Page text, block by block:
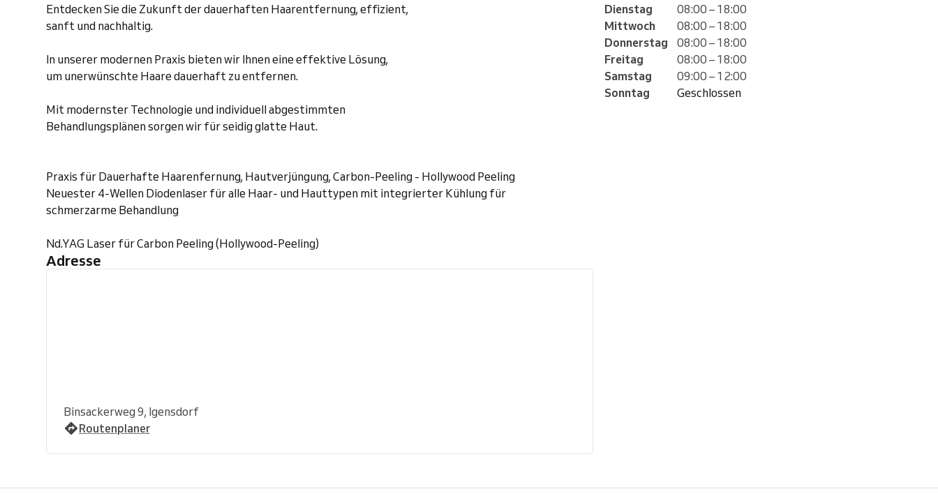
Entdecken Sie die Zukunft der dauerhaften Haarentfernung, effizient,
sanft und nachhaltig.
In unserer modernen Praxis bieten wir Ihnen eine effektive Lösung,
um unerwünschte Haare dauerhaft zu entfernen.
Mit modernster Technologie und individuell abgestimmten
Behandlungsplänen sorgen wir für seidig glatte Haut.
Praxis für Dauerhafte Haarenfernung, Hautverjüngung, Carbon-Peeling - Hollywood Peeling
Neuester 4-Wellen Diodenlaser für alle Haar- und Hauttypen mit integrierter Kühlung für
schmerzarme Behandlung
Nd.YAG Laser für Carbon Peeling (Hollywood-Peeling)
Adresse
Binsackerweg 9, Igensdorf
Routenplaner
Dienstag
08:00 – 18:00
Mittwoch
08:00 – 18:00
Donnerstag
08:00 – 18:00
Freitag
08:00 – 18:00
Samstag
09:00 – 12:00
Sonntag
Geschlossen